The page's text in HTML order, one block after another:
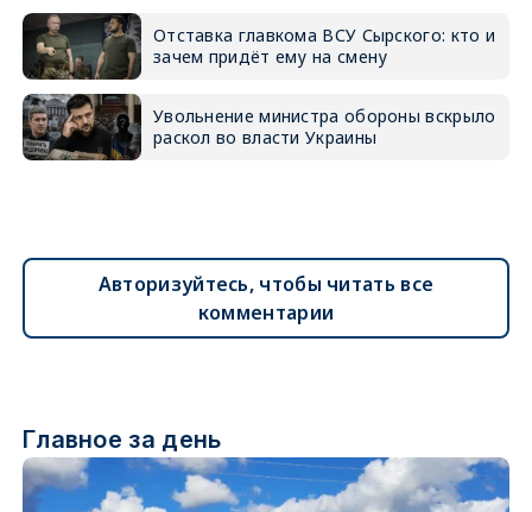
Отставка главкома ВСУ Сырского: кто и
зачем придёт ему на смену
Увольнение министра обороны вскрыло
раскол во власти Украины
Авторизуйтесь, чтобы читать все
комментарии
Главное за день